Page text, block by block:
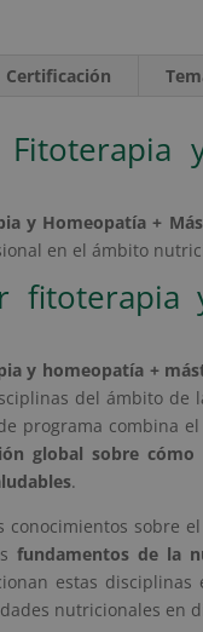
i
e
:
Certificación
y Homeopatía +
en el ámbito
fitoterapia
y homeopatía +
del ámbito de
programa combina
global sobre
.
sobre el
fundamentos de la
estas
nutricionales en